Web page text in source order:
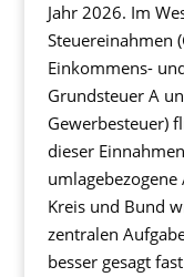
Jahr 2026. Im
Steuereinahmen
Einkommens-
Grundsteuer A
Gewerbesteuer)
dieser
umlagebezogene
Kreis und Bund
zentralen
besser gesagt